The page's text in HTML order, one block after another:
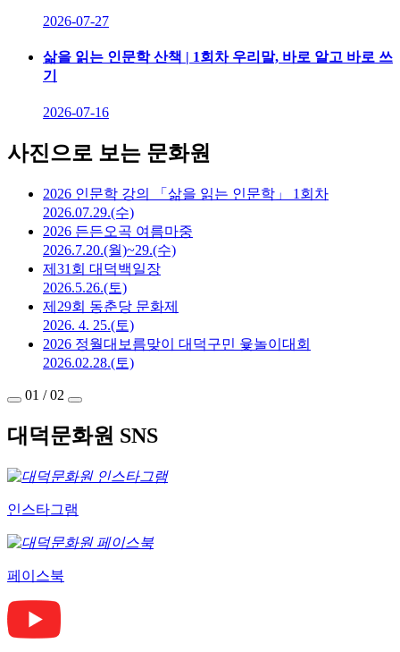
2026-07-27
삶을 읽는 인문학 산책 | 1회차 우리말, 바로 알고 바로 쓰
기
2026-07-16
사진으로 보는 문화원
2026 인문학 강의 「삶을 읽는 인문학」 1회차
2026.07.29.(수)
2026 든든오곡 여름마중
2026.7.20.(월)~29.(수)
제31회 대덕백일장
2026.5.26.(토)
제29회 동춘당 문화제
2026. 4. 25.(토)
2026 정월대보름맞이 대덕구민 윷놀이대회
2026.02.28.(토)
01 /02
대덕문화원 SNS
인스타그램
페이스북